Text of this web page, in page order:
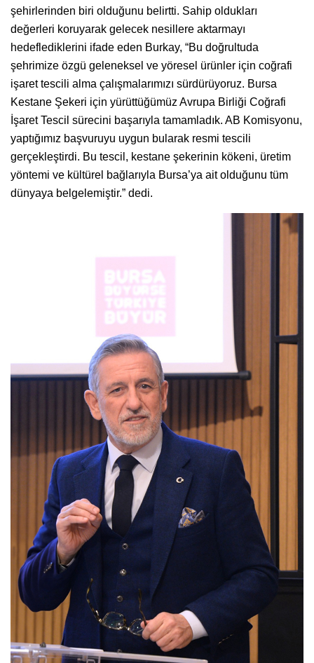
şehirlerinden biri olduğunu belirtti. Sahip oldukları
değerleri koruyarak gelecek nesillere aktarmayı
hedeflediklerini ifade eden Burkay, “Bu doğrultuda
şehrimize özgü geleneksel ve yöresel ürünler için coğrafi
işaret tescili alma çalışmalarımızı sürdürüyoruz. Bursa
Kestane Şekeri için yürüttüğümüz Avrupa Birliği Coğrafi
İşaret Tescil sürecini başarıyla tamamladık. AB Komisyonu,
yaptığımız başvuruyu uygun bularak resmi tescili
gerçekleştirdi. Bu tescil, kestane şekerinin kökeni, üretim
yöntemi ve kültürel bağlarıyla Bursa’ya ait olduğunu tüm
dünyaya belgelemiştir.” dedi.